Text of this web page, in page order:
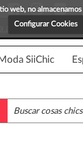
web, no
Configurar Cookies
app para android
Moda SiiChic